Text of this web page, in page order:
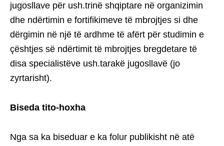
jugosllave për ush.trinë shqiptare në organizimin
dhe ndërtimin e fortifikimeve të mbrojtjes si dhe
dërgimin në një të ardhme të afërt për studimin e
çështjes së ndërtimit të mbrojtjes bregdetare të
disa specialistëve ush.tarakë jugosllavë (jo
zyrtarisht).
Biseda tito-hoxha
Nga sa ka biseduar e ka folur publikisht në atë